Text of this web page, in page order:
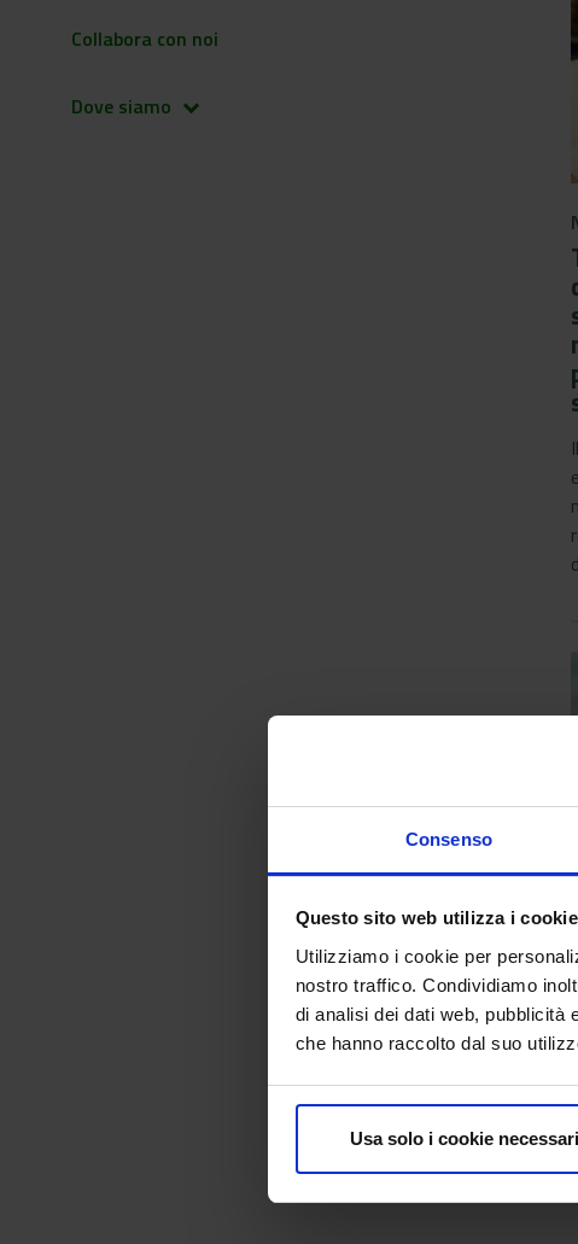
Consenso
Questo sito web utilizza i cookie
Utilizziamo i cookie per
nostro traffico. Condividiamo
di analisi dei dati web, pubblicità
che hanno raccolto dal suo
Usa solo i cookie necessari
Collabora con noi
Dove siamo keyboard_arrow_down
P...